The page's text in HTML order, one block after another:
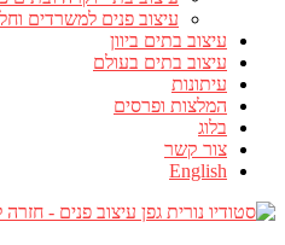
עיצוב פנים למשרדים
עיצוב בתים ביוון
עיצוב בתים בעולם
עיתונות
המלצות ופרסים
בלוג
צור קשר
English